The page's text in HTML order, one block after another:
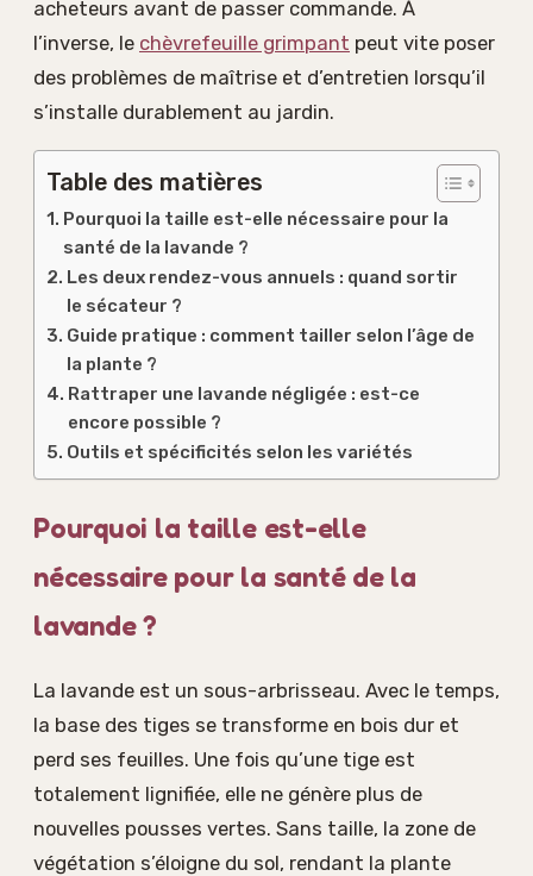
acheteurs avant de passer commande. À
l’inverse, le chèvrefeuille grimpant peut vite poser
des problèmes de maîtrise et d’entretien lorsqu’il
s’installe durablement au jardin.
Table des matières
Pourquoi la taille est-elle nécessaire pour la
santé de la lavande ?
Les deux rendez-vous annuels : quand sortir
le sécateur ?
Guide pratique : comment tailler selon l’âge de
la plante ?
Rattraper une lavande négligée : est-ce
encore possible ?
Outils et spécificités selon les variétés
Pourquoi la taille est-elle
nécessaire pour la santé de la
lavande ?
La lavande est un sous-arbrisseau. Avec le temps,
la base des tiges se transforme en bois dur et
perd ses feuilles. Une fois qu’une tige est
totalement lignifiée, elle ne génère plus de
nouvelles pousses vertes. Sans taille, la zone de
végétation s’éloigne du sol, rendant la plante